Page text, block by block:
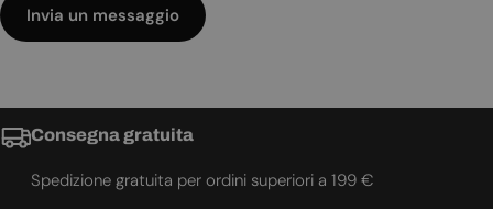
Invia un messaggio
Consegna gratuita
Spedizione gratuita per ordini superiori a 199 €